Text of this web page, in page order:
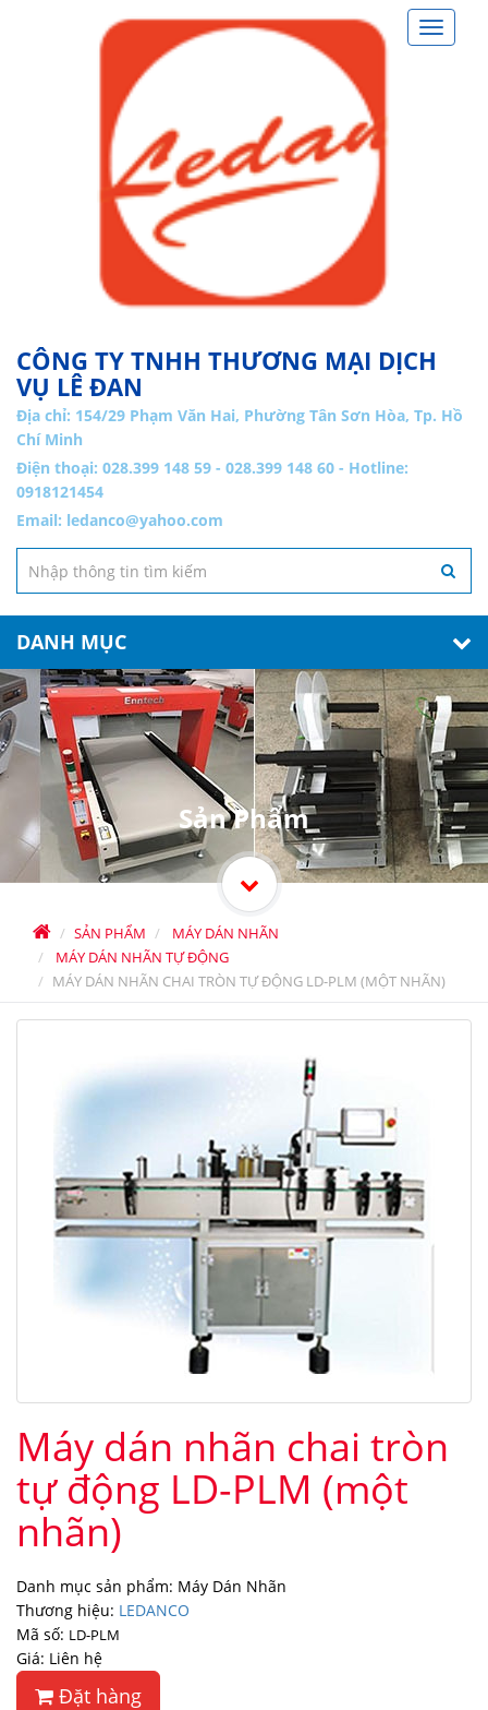
Toggle
CÔNG TY TNHH THƯƠNG MẠI DỊCH
VỤ LÊ ĐAN
Địa chỉ: 154/29 Phạm Văn Hai, Phường Tân Sơn Hòa, Tp. Hồ
Chí Minh
Điện thoại: 028.399 148 59 - 028.399 148 60 - Hotline:
0918121454
Email: ledanco@yahoo.com
DANH MỤC
SẢN PHẨM
MÁY DÁN NHÃN
MÁY DÁN NHÃN TỰ ĐỘNG
MÁY DÁN NHÃN CHAI TRÒN TỰ ĐỘNG LD-PLM (MỘT NHÃN)
Sản Phẩm
Máy dán nhãn chai tròn
tự động LD-PLM (một
nhãn)
Danh mục sản phẩm: Máy Dán Nhãn
Thương hiệu: LEDANCO
Mã số: LD-PLM
Giá: Liên hệ
Đặt hàng